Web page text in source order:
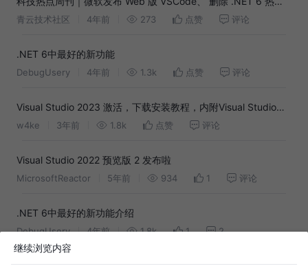
载引发不满、IBM 发布开源混合云介绍指南
青云技术社区 4年前 273 点赞 评论
.NET 6中最好的新功能
DebugUsery 4年前 1.3k 点赞 评论
Visual Studio 2023 激活，下载安装教程，内附Visual Studio激
活码，密钥
w4ke 3年前 1.8k 点赞 评论
Visual Studio 2022 预览版 2 发布啦
MicrosoftReactor 5年前 934 1 评论
.NET 6中最好的新功能介绍
DebugUsery 4年前 1.8k 1 2
微软跨平台 UI 框架 .NET MAUI Preview 14 发布
继续浏览内容